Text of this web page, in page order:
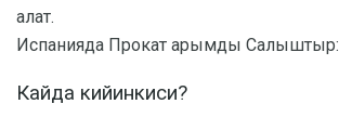
алат.
Испанияда Прокат арымды Салыштыр:
Кайда кийинкиси?